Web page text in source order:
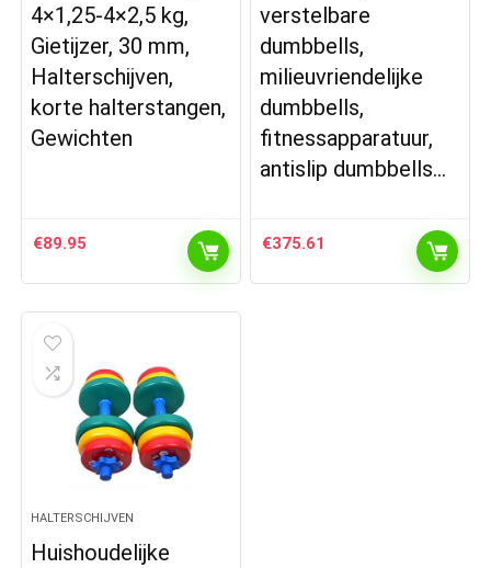
4×1,25-4×2,5 kg,
Gietijzer, 30 mm,
Halterschijven,
korte halterstangen,
Gewichten
€89.95
verstelbare
dumbbells,
milieuvriendelijke
dumbbells,
fitnessapparatuur,
antislip dumbbells…
€375.61
HALTERSCHIJVEN
Huishoudelijke